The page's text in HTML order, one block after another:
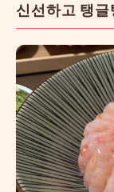
신선하고 탱